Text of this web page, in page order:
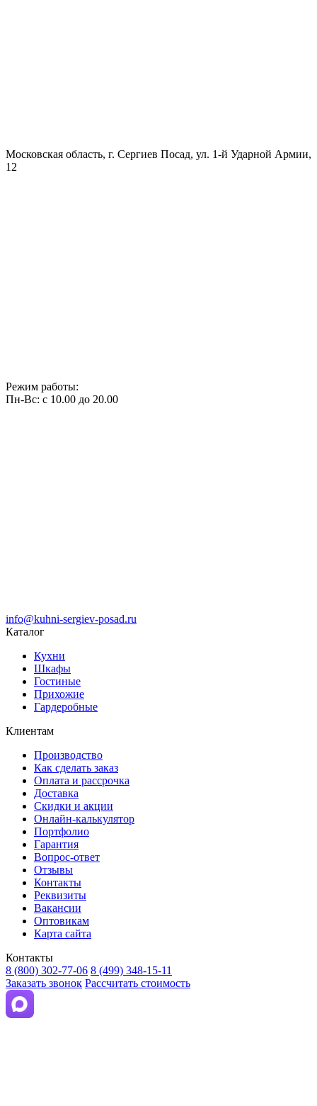
Московская область, г. Сергиев Посад, ул. 1-й Ударной Армии,
12
Режим работы:
Пн-Вс: с 10.00 до 20.00
info@kuhni-sergiev-posad.ru
Каталог
Кухни
Шкафы
Гостиные
Прихожие
Гардеробные
Клиентам
Производство
Как сделать заказ
Оплата и рассрочка
Доставка
Скидки и акции
Онлайн-калькулятор
Портфолио
Гарантия
Вопрос-ответ
Отзывы
Контакты
Реквизиты
Вакансии
Оптовикам
Карта сайта
Контакты
8 (800) 302-77-06 8 (499) 348-15-11
Заказать звонок Рассчитать стоимость